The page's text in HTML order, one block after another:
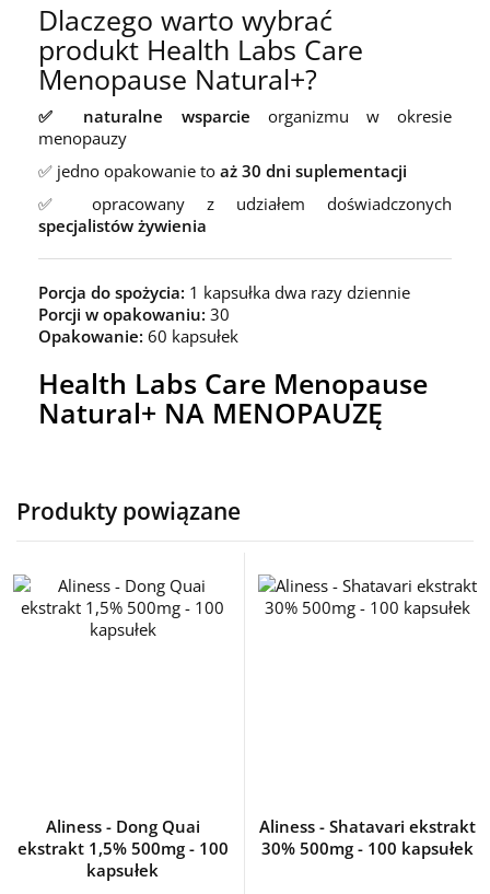
Dlaczego warto wybrać
produkt Health Labs Care
Menopause Natural+?
✅ naturalne wsparcie organizmu w okresie
menopauzy
✅ jedno opakowanie to aż 30 dni suplementacji
✅ opracowany z udziałem doświadczonych
specjalistów żywienia
Porcja do spożycia: 1 kapsułka dwa razy dziennie
Porcji w opakowaniu: 30
Opakowanie: 60 kapsułek
Health Labs Care Menopause
Natural+ NA MENOPAUZĘ
Produkty powiązane
Aliness - Dong Quai
ekstrakt 1,5% 500mg - 100
kapsułek
Aliness - Shatavari ekstrakt
30% 500mg - 100 kapsułek